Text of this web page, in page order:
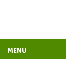
MENU